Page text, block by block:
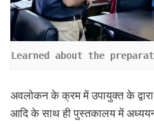
Learned about the
अवलोकन के क्रम में उपायुक्त के
आदि के साथ ही पुस्तकालय में